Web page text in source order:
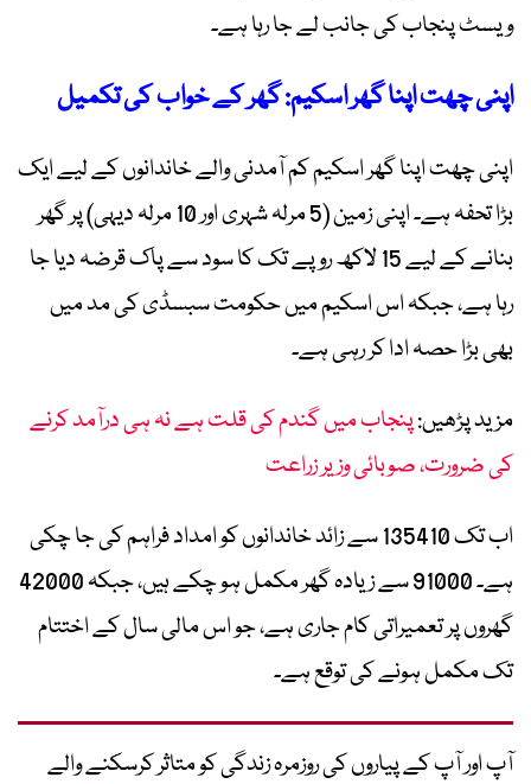
ویسٹ پنجاب کی جانب لے جا رہا ہے۔
اپنی چھت اپنا گھر اسکیم: گھر کے خواب کی تکمیل
اپنی چھت اپنا گھر اسکیم کم آمدنی والے خاندانوں کے لیے ایک
بڑا تحفہ ہے۔ اپنی زمین (5 مرلہ شہری اور 10 مرلہ دیہی) پر گھر
بنانے کے لیے 15 لاکھ روپے تک کا سود سے پاک قرضہ دیا جا
رہا ہے، جبکہ اس اسکیم میں حکومت سبسڈی کی مد میں
بھی بڑا حصہ ادا کر رہی ہے۔
مزید پڑھیں:پنجاب میں گندم کی قلت ہے نہ ہی درآمد کرنے
کی ضرورت، صوبائی وزیر زراعت
اب تک 135410 سے زائد خاندانوں کو امداد فراہم کی جا چکی
ہے۔ 91000 سے زیادہ گھر مکمل ہو چکے ہیں، جبکہ 42000
گھروں پر تعمیراتی کام جاری ہے، جو اس مالی سال کے اختتام
تک مکمل ہونے کی توقع ہے۔
آپ اور آپ کے پیاروں کی روزمرہ زندگی کو متاثر کرسکنے والے